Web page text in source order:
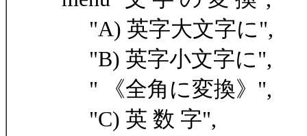
"A) 英字大文字に",
"B) 英字小文字に",
" 《全角に変換》",
"C) 英 数 字",